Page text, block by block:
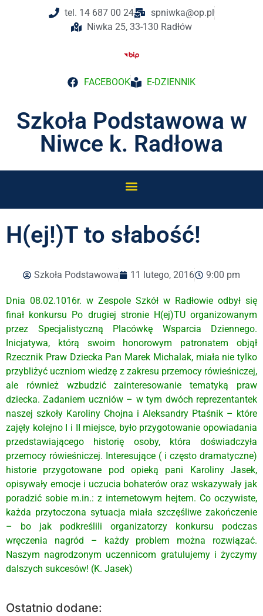
tel. 14 687 00 24
spniwka@op.pl
Niwka 25, 33-130 Radłów
FACEBOOK E-DZIENNIK
Szkoła Podstawowa w
Niwce k. Radłowa
H(ej!)T to słabość!
Szkoła Podstawowa 11 lutego, 2016 9:00 pm
Dnia 08.02.1016r. w Zespole Szkół w Radłowie odbył się
finał konkursu Po drugiej stronie H(ej)TU organizowanym
przez Specjalistyczną Placówkę Wsparcia Dziennego.
Inicjatywa, którą swoim honorowym patronatem objął
Rzecznik Praw Dziecka Pan Marek Michalak, miała nie tylko
przybliżyć uczniom wiedzę z zakresu przemocy rówieśniczej,
ale również wzbudzić zainteresowanie tematyką praw
dziecka. Zadaniem uczniów – w tym dwóch reprezentantek
naszej szkoły Karoliny Chojna i Aleksandry Ptaśnik – które
zajęły kolejno I i II miejsce, było przygotowanie opowiadania
przedstawiającego historię osoby, która doświadczyła
przemocy rówieśniczej. Interesujące ( i często dramatyczne)
historie przygotowane pod opieką pani Karoliny Jasek,
opisywały emocje i uczucia bohaterów oraz wskazywały jak
poradzić sobie m.in.: z internetowym hejtem. Co oczywiste,
każda przytoczona sytuacja miała szczęśliwe zakończenie
– bo jak podkreślili organizatorzy konkursu podczas
wręczenia nagród – każdy problem można rozwiązać.
Naszym nagrodzonym uczennicom gratulujemy i życzymy
dalszych sukcesów! (K. Jasek)
Ostatnio dodane: